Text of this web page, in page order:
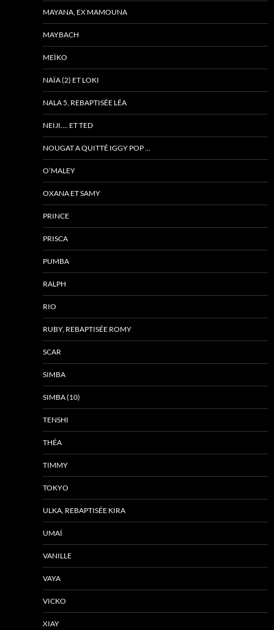
MAYANA, EX MAMOUNA
MAYBACH
MEÏKO
NAÏA (2) ET LOKI
NALA 5, REBAPTISÉE LÉA
NEIJI…. ET TED
NOUGAT A QUITTÉ IGGY POP …
O’MALEY
OXANA ET SAMY
PRINCE
PRISCA
PUMBA
RALPH
RIO
RUBY, REBAPTISÉE ROMY
SCAR
SIMBA
SIMBA (10)
TENSHI
THÉA
TIMMY
TOKYO
ULKA, REBAPTISÉE KIRA
UMAÏ
VANILLE
VAYA
VICKO
XIAY